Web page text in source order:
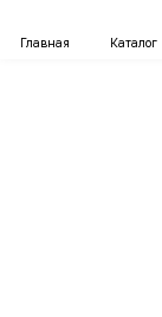
Главная Каталог